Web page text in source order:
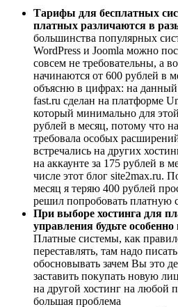
Тарифы для бесплатных
платных различаются в
большинства популярных
WordPress и Joomla можно
совсем не требовательны, а
начинаются от 600 рублей в
объясню в цифрах: на
fast.ru сделан на платформе
который минимально для
рублей в месяц, потому что
требовала особых
встречались на других
на аккаунте за 175 рублей в
числе этот блог site2max.ru.
месяц я теряю 400 рублей
решил попробовать платную
При выборе хостинга для
управления будьте
Платные системы, как
переставлять, там надо
обосновывать зачем Вы это
заставить покупать новую
на другой хостинг на любой
большая проблема